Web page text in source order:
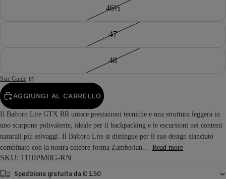
46½
47
48
Size Guide
AGGIUNGI AL CARRELLO
Il Baltoro Lite GTX RR unisce prestazioni tecniche e una struttura leggera in
uno scarpone polivalente, ideale per il backpacking e le escursioni nei contesti
naturali più selvaggi. Il Baltoro Lite si distingue per il suo design slanciato
combinato con la nostra celebre forma Zamberlan... Read more
SKU: 1110PM0G-RN
Spedizione gratuita da € 150